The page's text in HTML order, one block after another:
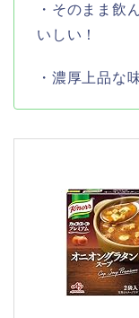
・そのまま飲
いしい！
・濃厚上品な